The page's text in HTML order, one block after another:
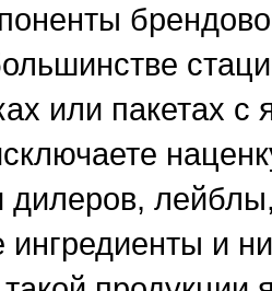
или пакетах
дилеров,
ингредиенты и